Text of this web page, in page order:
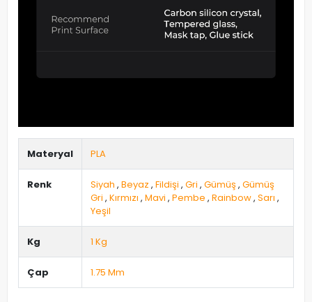
Materyal PLA
Renk Siyah , Beyaz , Fildişi , Gri , Gümüş , Gümüş
Gri , Kırmızı , Mavi , Pembe , Rainbow, Sarı ,
Yeşil
Kg 1 Kg
Çap 1.75 Mm